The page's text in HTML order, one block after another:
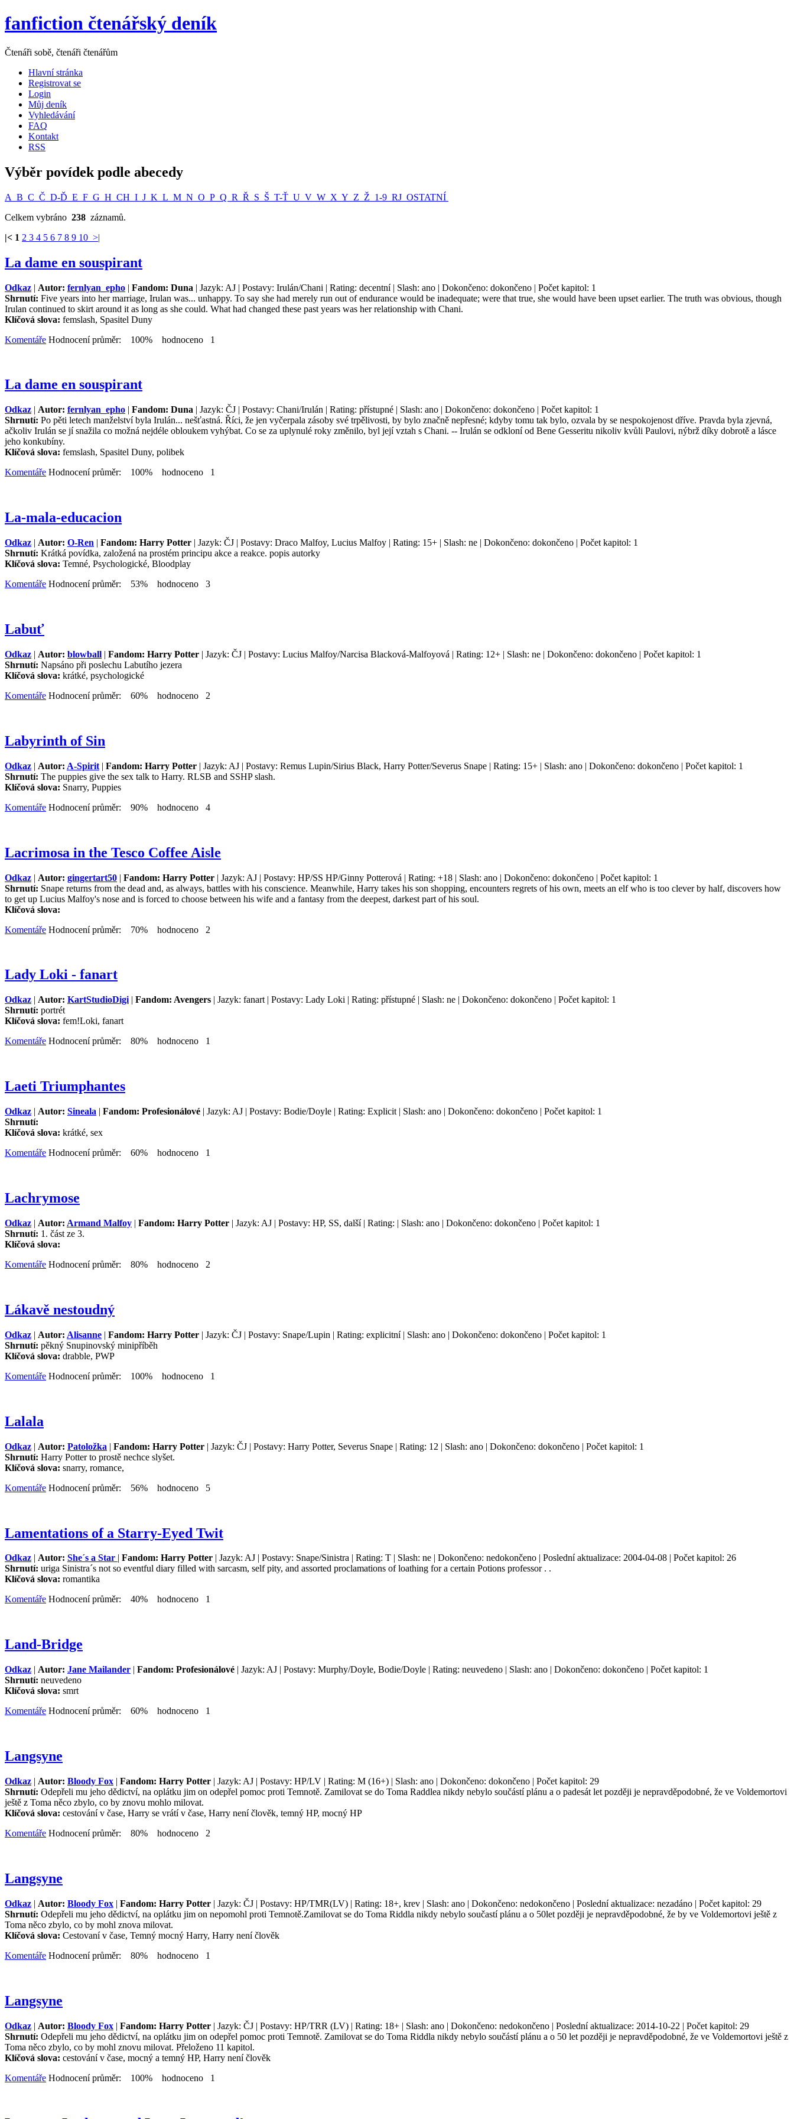
fanfiction čtenářský deník
Čtenáři sobě, čtenáři čtenářům
Hlavní stránka
Registrovat se
Login
Můj deník
Vyhledávání
FAQ
Kontakt
RSS
Výběr povídek podle abecedy
A B C Č D-Ď E F G H CH I J K L M N O P Q R Ř S Š T-Ť U V W X Y Z Ž 1-9 RJ OSTATNÍ
Celkem vybráno 238 záznamů.
|< 1 2 3 4 5 6 7 8 9 10 >|
La dame en souspirant
Odkaz | Autor: fernlyan_epho | Fandom: Duna | Jazyk: AJ | Postavy: Irulán/Chani | Rating: decentní | Slash: ano | Dokončeno: dokončeno | Počet kapitol: 1
Shrnutí: Five years into her marriage, Irulan was... unhappy. To say she had merely run out of endurance would be inadequate; were that true, she would have been upset earlier. The truth was obvious, though
Irulan continued to skirt around it as long as she could. What had changed these past years was her relationship with Chani.
Klíčová slova: femslash, Spasitel Duny
Komentáře Hodnocení průměr: 100% hodnoceno 1
La dame en souspirant
Odkaz | Autor: fernlyan_epho | Fandom: Duna | Jazyk: ČJ | Postavy: Chani/Irulán | Rating: přístupné | Slash: ano | Dokončeno: dokončeno | Počet kapitol: 1
Shrnutí: Po pěti letech manželství byla Irulán... nešťastná. Říci, že jen vyčerpala zásoby své trpělivosti, by bylo značně nepřesné; kdyby tomu tak bylo, ozvala by se nespokojenost dříve. Pravda byla zjevná,
ačkoliv Irulán se jí snažila co možná nejdéle obloukem vyhýbat. Co se za uplynulé roky změnilo, byl její vztah s Chani. -- Irulán se odkloní od Bene Gesseritu nikoliv kvůli Paulovi, nýbrž díky dobrotě a lásce
jeho konkubíny.
Klíčová slova: femslash, Spasitel Duny, polibek
Komentáře Hodnocení průměr: 100% hodnoceno 1
La-mala-educacion
Odkaz | Autor: O-Ren | Fandom: Harry Potter | Jazyk: ČJ | Postavy: Draco Malfoy, Lucius Malfoy | Rating: 15+ | Slash: ne | Dokončeno: dokončeno | Počet kapitol: 1
Shrnutí: Krátká povídka, založená na prostém principu akce a reakce. popis autorky
Klíčová slova: Temné, Psychologické, Bloodplay
Komentáře Hodnocení průměr: 53% hodnoceno 3
Labuť
Odkaz | Autor: blowball | Fandom: Harry Potter | Jazyk: ČJ | Postavy: Lucius Malfoy/Narcisa Blacková-Malfoyová | Rating: 12+ | Slash: ne | Dokončeno: dokončeno | Počet kapitol: 1
Shrnutí: Napsáno při poslechu Labutího jezera
Klíčová slova: krátké, psychologické
Komentáře Hodnocení průměr: 60% hodnoceno 2
Labyrinth of Sin
Odkaz | Autor: A-Spirit | Fandom: Harry Potter | Jazyk: AJ | Postavy: Remus Lupin/Sirius Black, Harry Potter/Severus Snape | Rating: 15+ | Slash: ano | Dokončeno: dokončeno | Počet kapitol: 1
Shrnutí: The puppies give the sex talk to Harry. RLSB and SSHP slash.
Klíčová slova: Snarry, Puppies
Komentáře Hodnocení průměr: 90% hodnoceno 4
Lacrimosa in the Tesco Coffee Aisle
Odkaz | Autor: gingertart50 | Fandom: Harry Potter | Jazyk: AJ | Postavy: HP/SS HP/Ginny Potterová | Rating: +18 | Slash: ano | Dokončeno: dokončeno | Počet kapitol: 1
Shrnutí: Snape returns from the dead and, as always, battles with his conscience. Meanwhile, Harry takes his son shopping, encounters regrets of his own, meets an elf who is too clever by half, discovers how
to get up Lucius Malfoy's nose and is forced to choose between his wife and a fantasy from the deepest, darkest part of his soul.
Klíčová slova:
Komentáře Hodnocení průměr: 70% hodnoceno 2
Lady Loki - fanart
Odkaz | Autor: KartStudioDigi | Fandom: Avengers | Jazyk: fanart | Postavy: Lady Loki | Rating: přístupné | Slash: ne | Dokončeno: dokončeno | Počet kapitol: 1
Shrnutí: portrét
Klíčová slova: fem!Loki, fanart
Komentáře Hodnocení průměr: 80% hodnoceno 1
Laeti Triumphantes
Odkaz | Autor: Sineala | Fandom: Profesionálové | Jazyk: AJ | Postavy: Bodie/Doyle | Rating: Explicit | Slash: ano | Dokončeno: dokončeno | Počet kapitol: 1
Shrnutí:
Klíčová slova: krátké, sex
Komentáře Hodnocení průměr: 60% hodnoceno 1
Lachrymose
Odkaz | Autor: Armand Malfoy | Fandom: Harry Potter | Jazyk: AJ | Postavy: HP, SS, další | Rating: | Slash: ano | Dokončeno: dokončeno | Počet kapitol: 1
Shrnutí: 1. část ze 3.
Klíčová slova:
Komentáře Hodnocení průměr: 80% hodnoceno 2
Lákavě nestoudný
Odkaz | Autor: Alisanne | Fandom: Harry Potter | Jazyk: ČJ | Postavy: Snape/Lupin | Rating: explicitní | Slash: ano | Dokončeno: dokončeno | Počet kapitol: 1
Shrnutí: pěkný Snupinovský minipříběh
Klíčová slova: drabble, PWP
Komentáře Hodnocení průměr: 100% hodnoceno 1
Lalala
Odkaz | Autor: Patoložka | Fandom: Harry Potter | Jazyk: ČJ | Postavy: Harry Potter, Severus Snape | Rating: 12 | Slash: ano | Dokončeno: dokončeno | Počet kapitol: 1
Shrnutí: Harry Potter to prostě nechce slyšet.
Klíčová slova: snarry, romance,
Komentáře Hodnocení průměr: 56% hodnoceno 5
Lamentations of a Starry-Eyed Twit
Odkaz | Autor: She´s a Star | Fandom: Harry Potter | Jazyk: AJ | Postavy: Snape/Sinistra | Rating: T | Slash: ne | Dokončeno: nedokončeno | Poslední aktualizace: 2004-04-08 | Počet kapitol: 26
Shrnutí: uriga Sinistra´s not so eventful diary filled with sarcasm, self pity, and assorted proclamations of loathing for a certain Potions professor . .
Klíčová slova: romantika
Komentáře Hodnocení průměr: 40% hodnoceno 1
Land-Bridge
Odkaz | Autor: Jane Mailander | Fandom: Profesionálové | Jazyk: AJ | Postavy: Murphy/Doyle, Bodie/Doyle | Rating: neuvedeno | Slash: ano | Dokončeno: dokončeno | Počet kapitol: 1
Shrnutí: neuvedeno
Klíčová slova: smrt
Komentáře Hodnocení průměr: 60% hodnoceno 1
Langsyne
Odkaz | Autor: Bloody Fox | Fandom: Harry Potter | Jazyk: AJ | Postavy: HP/LV | Rating: M (16+) | Slash: ano | Dokončeno: dokončeno | Počet kapitol: 29
Shrnutí: Odepřeli mu jeho dědictví, na oplátku jim on odepřel pomoc proti Temnotě. Zamilovat se do Toma Raddlea nikdy nebylo součástí plánu a o padesát let později je nepravděpodobné, že ve Voldemortovi
ještě z Toma něco zbylo, co by znovu mohlo milovat.
Klíčová slova: cestování v čase, Harry se vrátí v čase, Harry není člověk, temný HP, mocný HP
Komentáře Hodnocení průměr: 80% hodnoceno 2
Langsyne
Odkaz | Autor: Bloody Fox | Fandom: Harry Potter | Jazyk: ČJ | Postavy: HP/TMR(LV) | Rating: 18+, krev | Slash: ano | Dokončeno: nedokončeno | Poslední aktualizace: nezadáno | Počet kapitol: 29
Shrnutí: Odepřeli mu jeho dědictví, na oplátku jim on nepomohl proti Temnotě.Zamilovat se do Toma Riddla nikdy nebylo součastí plánu a o 50let později je nepravděpodobné, že by ve Voldemortovi ještě z
Toma něco zbylo, co by mohl znova milovat.
Klíčová slova: Cestovaní v čase, Temný mocný Harry, Harry není člověk
Komentáře Hodnocení průměr: 80% hodnoceno 1
Langsyne
Odkaz | Autor: Bloody Fox | Fandom: Harry Potter | Jazyk: ČJ | Postavy: HP/TRR (LV) | Rating: 18+ | Slash: ano | Dokončeno: nedokončeno | Poslední aktualizace: 2014-10-22 | Počet kapitol: 29
Shrnutí: Odepřeli mu jeho dědictví, na oplátku jim on odepřel pomoc proti Temnotě. Zamilovat se do Toma Riddla nikdy nebylo součástí plánu a o 50 let později je nepravděpodobné, že ve Voldemortovi ještě z
Toma něco zbylo, co by mohl znovu milovat. Přeloženo 11 kapitol.
Klíčová slova: cestování v čase, mocný a temný HP, Harry není člověk
Komentáře Hodnocení průměr: 100% hodnoceno 1